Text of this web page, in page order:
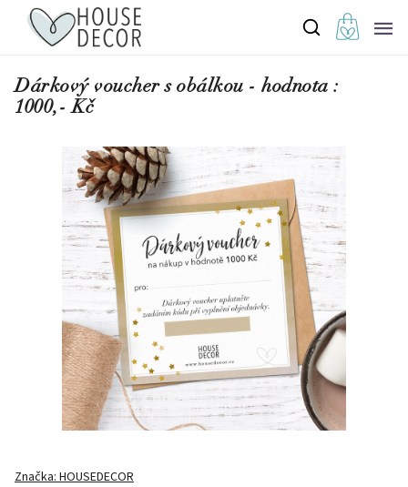
Dárkový voucher s obálkou - hodnota :
1000,- Kč
Značka:HOUSEDECOR